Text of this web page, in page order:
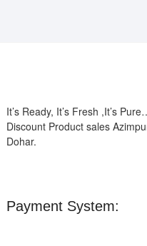
It’s Ready, It’s Fresh ,It’s
Discount Product sales
Dohar.
Payment System: